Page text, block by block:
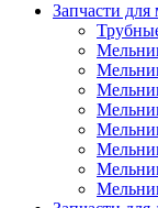
Запчасти для